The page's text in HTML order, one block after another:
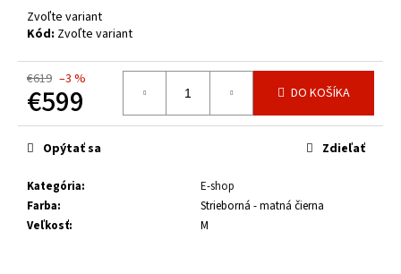
Zvoľte variant
Kód: Zvoľte variant
€619 –3 %
€599
Jednotková
cena:
DO KOŠÍKA
Kategória:
E-shop
Farba:
Strieborná - matná čierna
Veľkosť: M
Opýtať sa Zdieľať
ELEKTROBICYKEL
CTM
AREON
GX
COMP
MATNÁ
TYRKYSOVÁ
/
MATNÁ
2026
€3
399